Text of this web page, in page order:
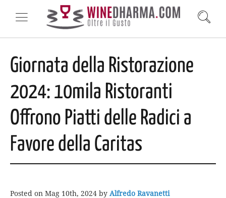
Giornata della Ristorazione
2024: 10mila Ristoranti
Offrono Piatti delle Radici a
Favore della Caritas
Posted on Mag 10th, 2024 by Alfredo Ravanetti